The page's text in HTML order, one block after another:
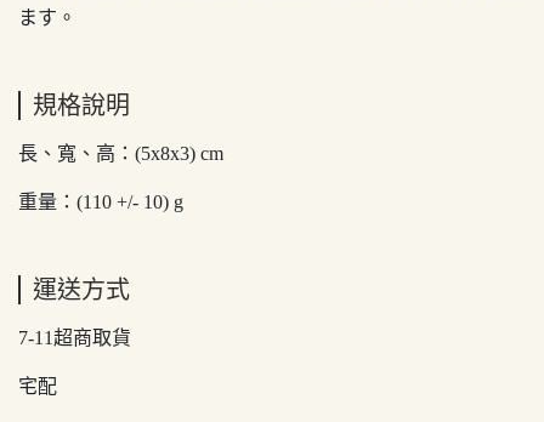
ます。
規格說明
長、寬、高：(5x8x3) cm
重量：(110 +/- 10) g
運送方式
7-11超商取貨
宅配